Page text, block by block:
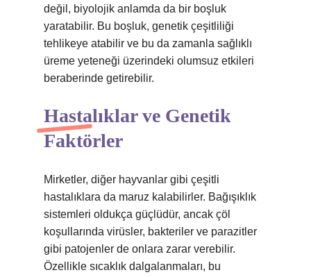
değil, biyolojik anlamda da bir boşluk
yaratabilir. Bu boşluk, genetik çeşitliliği
tehlikeye atabilir ve bu da zamanla sağlıklı
üreme yeteneği üzerindeki olumsuz etkileri
beraberinde getirebilir.
Hastalıklar ve Genetik
Faktörler
Mirketler, diğer hayvanlar gibi çeşitli
hastalıklara da maruz kalabilirler. Bağışıklık
sistemleri oldukça güçlüdür, ancak çöl
koşullarında virüsler, bakteriler ve parazitler
gibi patojenler de onlara zarar verebilir.
Özellikle sıcaklık dalgalanmaları, bu